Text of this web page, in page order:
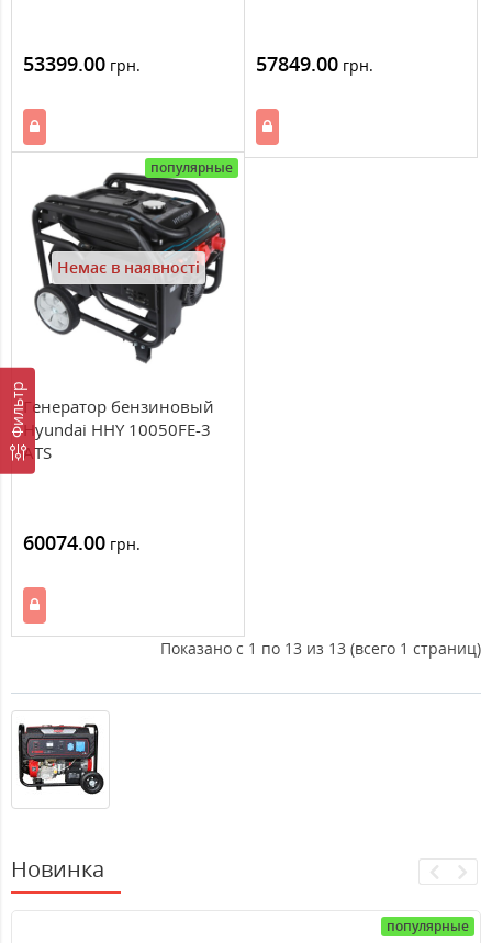
Фильтр
53399.00 грн. 57849.00 грн.
популярные
Немає в наявності
Генератор бензиновый
Hyundai HHY 10050FE-3
ATS
60074.00 грн.
Показано с 1 по 13 из 13 (всего 1 страниц)
Новинка
популярные